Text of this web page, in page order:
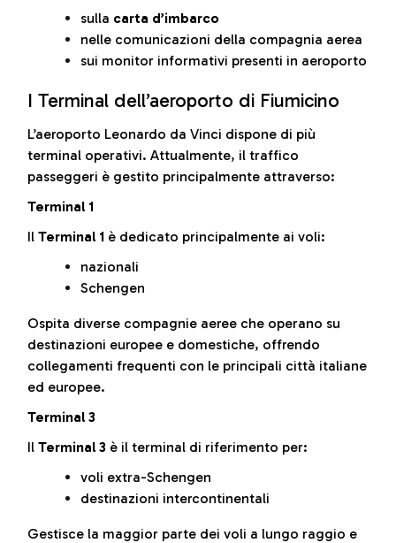
sulla carta d’imbarco
nelle comunicazioni della compagnia aerea
sui monitor informativi presenti in aeroporto
I Terminal dell’aeroporto di Fiumicino
L’aeroporto Leonardo da Vinci dispone di più
terminal operativi. Attualmente, il traffico
passeggeri è gestito principalmente attraverso:
Terminal 1
Il Terminal 1 è dedicato principalmente ai voli:
nazionali
Schengen
Ospita diverse compagnie aeree che operano su
destinazioni europee e domestiche, offrendo
collegamenti frequenti con le principali città italiane
ed europee.
Terminal 3
Il Terminal 3 è il terminal di riferimento per:
voli extra-Schengen
destinazioni intercontinentali
Gestisce la maggior parte dei voli a lungo raggio e